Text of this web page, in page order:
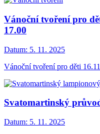
Vánoční tvoření pro
17.00
Datum: 5. 11. 2025
Vánoční tvoření pro děti
Svatomartinský
Datum: 5. 11. 2025